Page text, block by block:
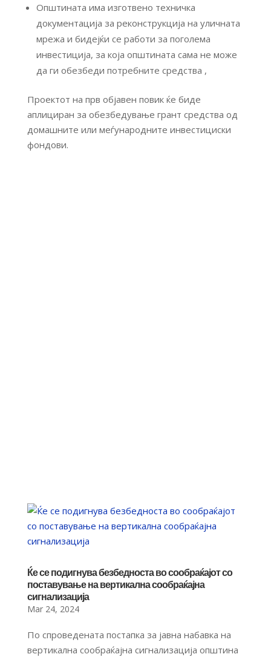
Општината има изготвено техничка
документација за реконструкција на уличната
мрежа и бидејќи се работи за поголема
инвестиција, за која општината сама не може
да ги обезбеди потребните средства ,
Проектот на прв објавен повик ќе биде
аплициран за обезбедување грант средства од
домашните или меѓународните инвестициски
фондови.
Ќе се подигнува безбедноста во сообраќајот со
поставување на вертикална сообраќајна
сигнализација
Mar 24, 2024
По спроведената постапка за јавна набавка на
вертикална сообраќајна сигнализација општина